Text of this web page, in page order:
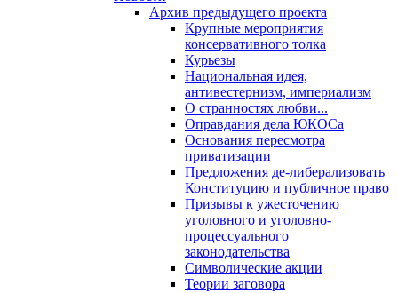
Архив предыдущего проекта
Крупные мероприятия
консервативного толка
Курьезы
Национальная идея,
антивестернизм, империализм
О странностях любви...
Оправдания дела ЮКОСа
Основания пересмотра
приватизации
Предложения де-либерализовать
Конституцию и публичное право
Призывы к ужесточению
уголовного и уголовно-
процессуального
законодательства
Символические акции
Теории заговора